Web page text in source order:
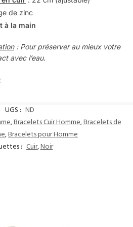
de zinc
à la main
: Pour préserver au mieux votre
avec l’eau.
UGS : ND
,Bracelets Cuir Homme,Bracelets de
,Bracelets pour Homme
: Cuir,Noir